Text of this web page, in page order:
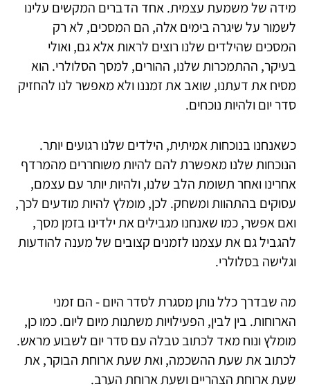
מידה של משמעת עצמית. אחד הדברים המקשים עלינו
לשמור על שיגרה בימים אלה, הם המסכים, לא רק
המסכים שהילדים שלנו רוצים לראות אלא גם, ואולי
בעיקר, ההתמכרות שלנו, ההורים, למסך הסלולרי. הוא
מסיח את דעתנו, שואב את זמננו ולא מאפשר לנו להחזיק
סדר יום ולהיות נוכחים.
כשאנחנו בנוכחות אמיתית, הילדים שלנו רגועים יותר.
הנוכחות שלנו מאפשרת להם להיות משוחררים מהמרדף
אחרינו ואחר תשומת הלב שלנו, ולהיות יותר עם עצמם,
עסוקים בהתהוות ומשחק. לכן, מומלץ להיות מודעים לכך,
ואם אפשר, כמו שאנחנו מגבילים את ילדינו בזמן מסך,
להגביל גם את עצמנו לזמנים קצובים של מענה להודעות
וגלישה בסלולרי.
מה שבדרך כלל נותן מסגרת לסדר היום - הם זמני
הארוחות. בין לבין, הפעילויות משתנות מיום ליום. כמו כן,
מומלץ ונוח מאד לכתוב טבלה עם סדר יום לשבוע מראש.
לכתוב את שעת ההשכמה, ואת שעת ארוחת הבוקר, את
שעת ארוחת הצהריים ושעת ארוחת הערב.